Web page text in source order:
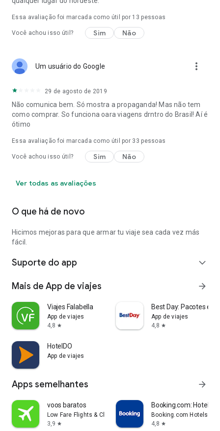
Essa avaliação foi marcada como útil por 13 pessoas
Você achou isso útil? Sim Não
Um usuário do Google more_vert
29 de agosto de 2019
Não comunica bem. Só mostra a propaganda! Mas não tem
como comprar. So funciona oara viagens drntro do Brasil! Aí é
ótimo
Essa avaliação foi marcada como útil por 33 pessoas
Você achou isso útil? Sim Não
Ver todas as avaliações
O que há de novo
Hicimos mejoras para que armar tu viaje sea cada vez más
fácil.
Suporte do app expand_more
Mais de App de viajes arrow_forward
Viajes Falabella
App de viajes
4,8 star
Best Day: Pacotes e
App de viajes
4,8 star
HotelDO
App de viajes
Apps semelhantes arrow_forward
voos baratos
Low Fare Flights & Cheap Hotels
3,9 star
Booking.com: Hotels &
Booking.com Hotels &
4,8 star